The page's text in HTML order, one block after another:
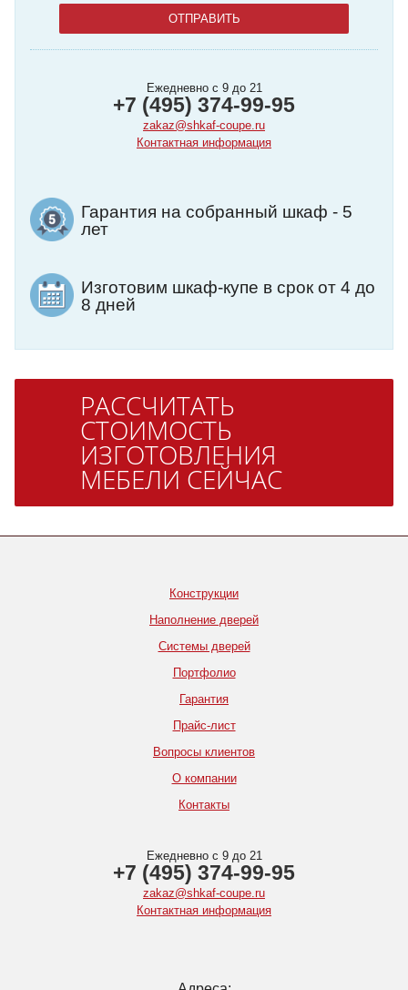
Ежедневно с 9 до 21
+7 (495) 374-99-95
zakaz@shkaf-coupe.ru
Контактная информация
Гарантия на собранный шкаф - 5
лет
Изготовим шкаф-купе в срок от 4 до
8 дней
РАССЧИТАТЬ
СТОИМОСТЬ
ИЗГОТОВЛЕНИЯ
МЕБЕЛИ СЕЙЧАС
Конструкции
Наполнение дверей
Системы дверей
Портфолио
Гарантия
Прайс-лист
Вопросы клиентов
О компании
Контакты
Ежедневно с 9 до 21
+7 (495) 374-99-95
zakaz@shkaf-coupe.ru
Контактная информация